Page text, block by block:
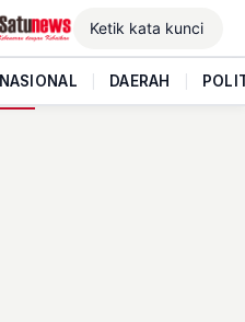
NASIONAL DAERAH